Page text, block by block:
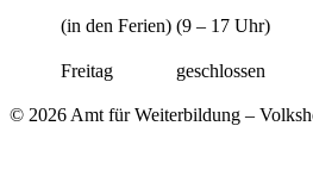
(in den Ferien) (9 – 17 Uhr)
Freitag geschlossen
© 2026 Amt für Weiterbildung –